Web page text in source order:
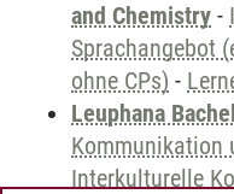
and Chemistry -
Sprachangebot
ohne CPs) -
Leuphana
Kommunikation
Interkulturelle